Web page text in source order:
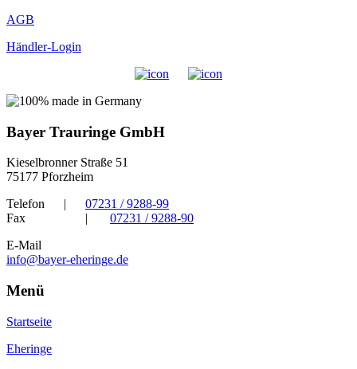
AGB
Händler-Login
Bayer Trauringe GmbH
Kieselbronner Straße 51
75177 Pforzheim
Telefon
|
07231 / 9288-99
Fax
|
07231 / 9288-90
E-Mail
info@bayer-eheringe.de
Menü
Startseite
Eheringe